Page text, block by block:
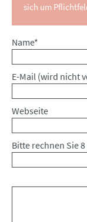
sich um
Pflichtfeld
Name*
Pflichtfeld
E-Mail (wird nicht
Webseite
Bitte rechnen Sie 8